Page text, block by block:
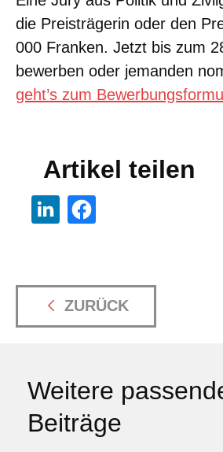
die Preisträgerin oder den
000 Franken. Jetzt bis zum
bewerben oder jemanden
geht’s zum
Artikel teilen
ZURÜCK
Weitere
Beiträge